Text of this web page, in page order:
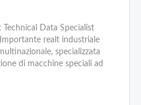
Technical Data Specialist
realt industriale
specializzata
di macchine speciali ad